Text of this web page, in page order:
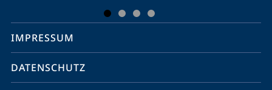
Social
Media
Kontakte
IMPRESSUM
DATENSCHUTZ